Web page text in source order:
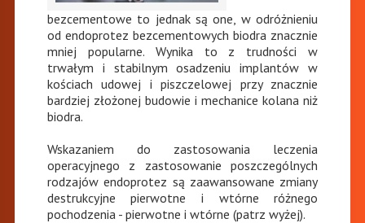
bezcementowe to jednak są one, w odróżnieniu
od endoprotez bezcementowych biodra znacznie
mniej popularne. Wynika to z trudności w
trwałym i stabilnym osadzeniu implantów w
kościach udowej i piszczelowej przy znacznie
bardziej złożonej budowie i mechanice kolana niż
biodra.
Wskazaniem do zastosowania leczenia
operacyjnego z zastosowanie poszczególnych
rodzajów endoprotez są zaawansowane zmiany
destrukcyjne pierwotne i wtórne różnego
pochodzenia - pierwotne i wtórne (patrz wyżej).